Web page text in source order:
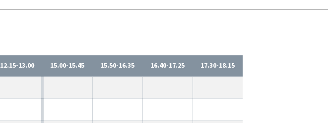
12.15-13.00 15.00-15.45 15.50-16.35 16.40-17.25 17.30-18.15